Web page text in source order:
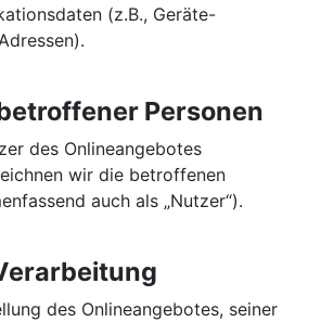
(z.B., Geräte-
Personen
des Onlineangebotes
wir die betroffenen
auch als „Nutzer“).
des Onlineangebotes, seiner